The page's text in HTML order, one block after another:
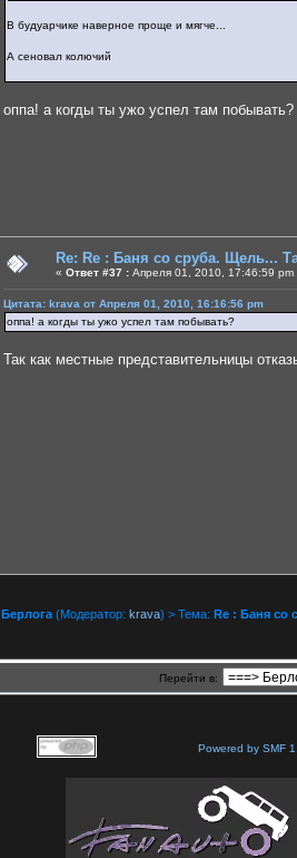
В будуарчике наверное проще и мягче...
А сеновал колючий
оппа! а когды ты ужо успел там побывать?
Re: Re : Баня со сруба. Щель...
« Ответ #37 : Апреля 01, 2010, 17:46:59 pm
Цитата: krava от Апреля 01, 2010, 16:16:56 pm
оппа! а когды ты ужо успел там побывать?
Так как местные представительницы
Берлога (Модератор: krava) > Тема: Re : Баня со
Перейти в:
Powered by SMF